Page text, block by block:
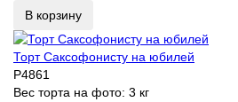
В корзину
Торт Саксофонисту на юбилей
P4861
Вес торта на фото: 3 кг